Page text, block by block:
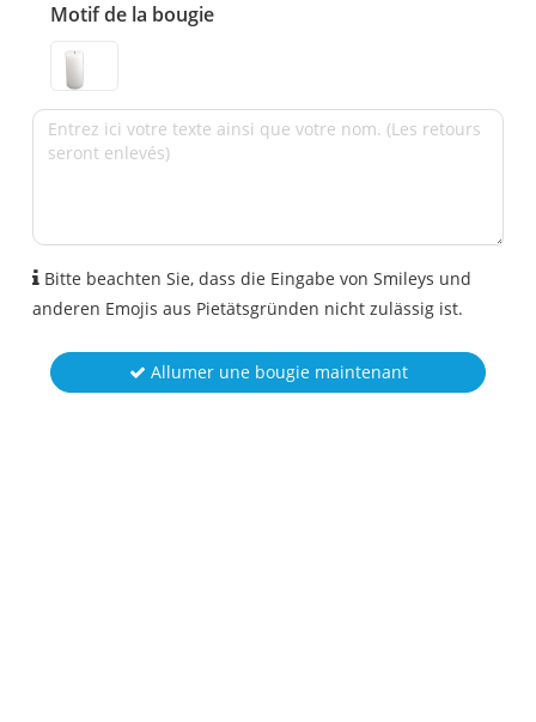
Motif de la bougie
Bitte beachten Sie, dass die Eingabe von Smileys und
anderen Emojis aus Pietätsgründen nicht zulässig ist.
Allumer une bougie maintenant